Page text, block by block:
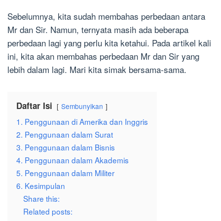
Sebelumnya, kita sudah membahas perbedaan antara
Mr dan Sir. Namun, ternyata masih ada beberapa
perbedaan lagi yang perlu kita ketahui. Pada artikel kali
ini, kita akan membahas perbedaan Mr dan Sir yang
lebih dalam lagi. Mari kita simak bersama-sama.
Daftar Isi Sembunyikan
1. Penggunaan di Amerika dan Inggris
2. Penggunaan dalam Surat
3. Penggunaan dalam Bisnis
4. Penggunaan dalam Akademis
5. Penggunaan dalam Militer
6. Kesimpulan
Share this:
Related posts: